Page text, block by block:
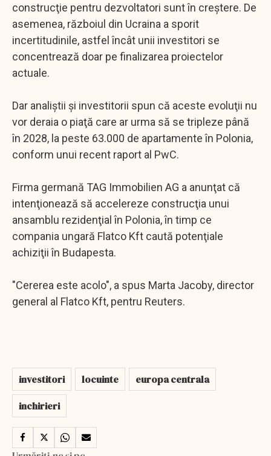
construcţie pentru dezvoltatori sunt în creştere. De
asemenea, războiul din Ucraina a sporit
incertitudinile, astfel încât unii investitori se
concentrează doar pe finalizarea proiectelor
actuale.
Dar analiştii şi investitorii spun că aceste evoluţii nu
vor deraia o piaţă care ar urma să se tripleze până
în 2028, la peste 63.000 de apartamente în Polonia,
conform unui recent raport al PwC.
Firma germană TAG Immobilien AG a anunţat că
intenţionează să accelereze construcţia unui
ansamblu rezidenţial în Polonia, în timp ce
compania ungară Flatco Kft caută potenţiale
achiziţii în Budapesta.
"Cererea este acolo", a spus Marta Jacoby, director
general al Flatco Kft, pentru Reuters.
investitori locuinte
europa centrala
inchirieri